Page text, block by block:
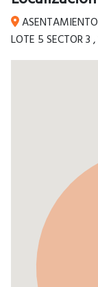
LOTE 5 SECTOR 3,